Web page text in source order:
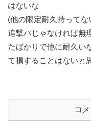
はないな
(他の限定耐久持って
追撃パじゃなければ無
たばかりで他に耐久い
て損することはないと
コ